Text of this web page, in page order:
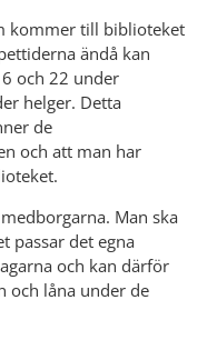
kommer till biblioteket
ändå kan
och 22 under
helger. Detta
de
och att man har
Man ska
passar det egna
och kan därför
och låna under de